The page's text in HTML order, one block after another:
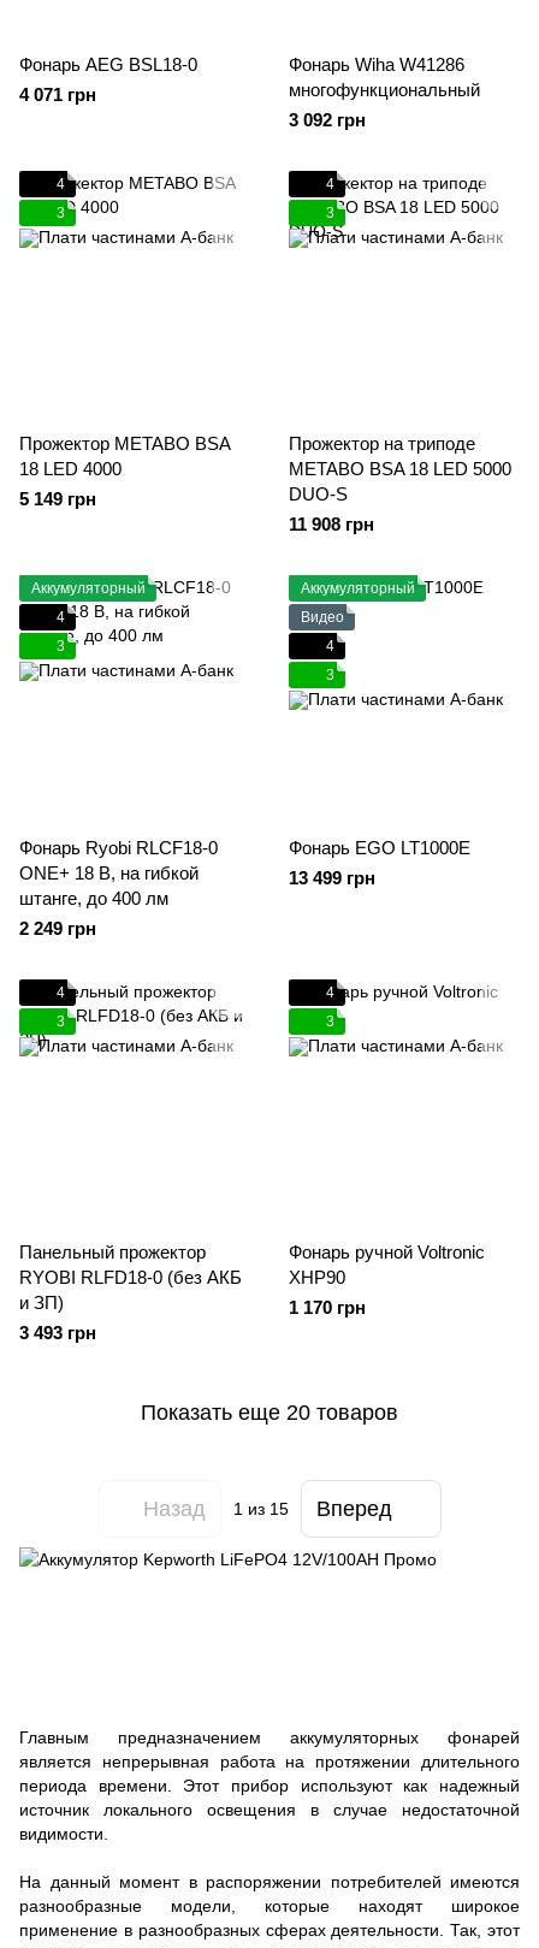
Фонарь AEG BSL18-0
4 071 грн
Фонарь Wiha W41286
многофункциональный
3 092 грн
4
3
Прожектор METABO BSA
18 LED 4000
5 149 грн
4
3
Прожектор на триподе
METABO BSA 18 LED 5000
DUO-S
11 908 грн
Аккумуляторный
4
3
Фонарь Ryobi RLCF18-0
ONE+ 18 В, на гибкой
штанге, до 400 лм
2 249 грн
Аккумуляторный
Видео
4
3
Фонарь EGO LT1000E
13 499 грн
4
3
Панельный прожектор
RYOBI RLFD18-0 (без АКБ
и ЗП)
3 493 грн
4
3
Фонарь ручной Voltronic
XHP90
1 170 грн
Показать еще 20 товаров
Назад 1 из 15 Вперед
Главным предназначением аккумуляторных фонарей
является непрерывная работа на протяжении длительного
периода времени. Этот прибор используют как надежный
источник локального освещения в случае недостаточной
видимости.
На данный момент в распоряжении потребителей имеются
разнообразные модели, которые находят широкое
применение в разнообразных сферах деятельности. Так, этот